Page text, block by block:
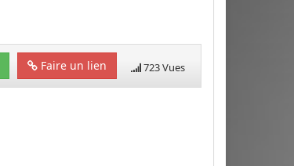
Faire un lien 723 Vues